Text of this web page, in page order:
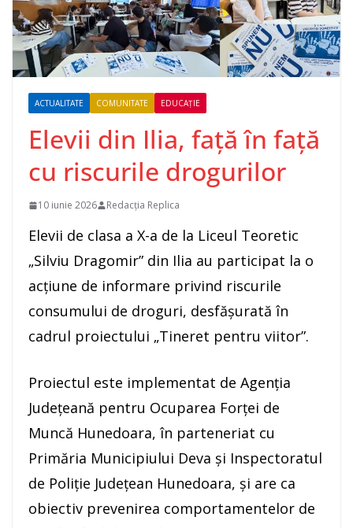
ACTUALITATE COMUNITATE EDUCAȚIE
Elevii din Ilia, față în față
cu riscurile drogurilor
10 iunie 2026 Redacția Replica
Elevii de clasa a X-a de la Liceul Teoretic
„Silviu Dragomir” din Ilia au participat la o
acțiune de informare privind riscurile
consumului de droguri, desfășurată în
cadrul proiectului „Tineret pentru viitor”.
Proiectul este implementat de Agenția
Județeană pentru Ocuparea Forței de
Muncă Hunedoara, în parteneriat cu
Primăria Municipiului Deva și Inspectoratul
de Poliție Județean Hunedoara, și are ca
obiectiv prevenirea comportamentelor de